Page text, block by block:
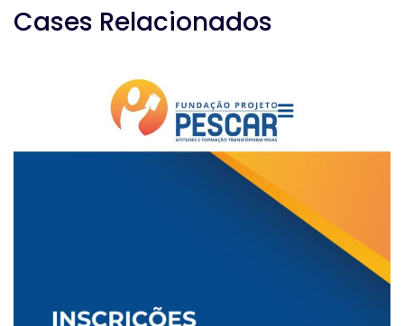
Cases Relacionados